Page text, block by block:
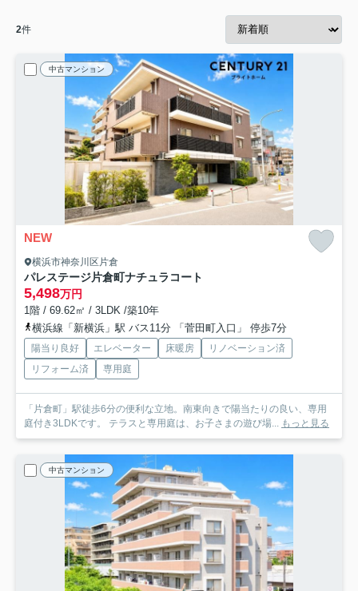
2件
中古マンション
NEW
横浜市神奈川区片倉
パレステージ片倉町ナチュラコート
5,498万円
1階 / 69.62㎡ / 3LDK /築10年
横浜線「新横浜」駅 バス11分 「菅田町入口」 停歩7分
陽当り良好 エレベーター 床暖房
リノベーション済
リフォーム済
専用庭
「片倉町」駅徒歩6分の便利な立地。南東向きで陽当たりの良い、専用
庭付き3LDKです。 テラスと専用庭は、お子さまの遊び場... もっと見る
中古マンション